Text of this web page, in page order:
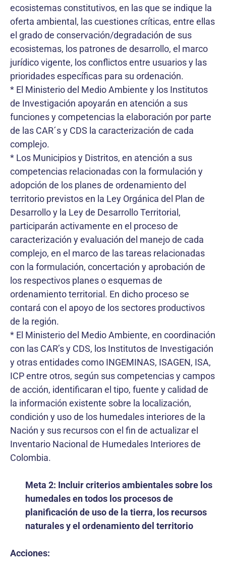
ecosistemas constitutivos, en las que se indique la
oferta ambiental, las cuestiones críticas, entre ellas
el grado de conservación/degradación de sus
ecosistemas, los patrones de desarrollo, el marco
jurídico vigente, los conflictos entre usuarios y las
prioridades específicas para su ordenación.
* El Ministerio del Medio Ambiente y los Institutos
de Investigación apoyarán en atención a sus
funciones y competencias la elaboración por parte
de las CAR´s y CDS la caracterización de cada
complejo.
* Los Municipios y Distritos, en atención a sus
competencias relacionadas con la formulación y
adopción de los planes de ordenamiento del
territorio previstos en la Ley Orgánica del Plan de
Desarrollo y la Ley de Desarrollo Territorial,
participarán activamente en el proceso de
caracterización y evaluación del manejo de cada
complejo, en el marco de las tareas relacionadas
con la formulación, concertación y aprobación de
los respectivos planes o esquemas de
ordenamiento territorial. En dicho proceso se
contará con el apoyo de los sectores productivos
de la región.
* El Ministerio del Medio Ambiente, en coordinación
con las CAR’s y CDS, los Institutos de Investigación
y otras entidades como INGEMINAS, ISAGEN, ISA,
ICP entre otros, según sus competencias y campos
de acción, identificaran el tipo, fuente y calidad de
la información existente sobre la localización,
condición y uso de los humedales interiores de la
Nación y sus recursos con el fin de actualizar el
Inventario Nacional de Humedales Interiores de
Colombia.
Meta 2: Incluir criterios ambientales sobre los
humedales en todos los procesos de
planificación de uso de la tierra, los recursos
naturales y el ordenamiento del territorio
Acciones: